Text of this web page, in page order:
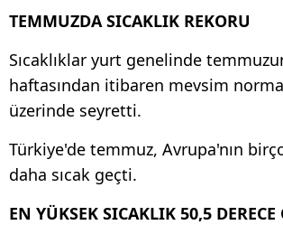
TEMMUZDA SICAKLIK REKORU
Sıcaklıklar yurt genelinde
haftasından itibaren mevsim
üzerinde seyretti.
Türkiye'de temmuz, Avrupa'nın
daha sıcak geçti.
EN YÜKSEK SICAKLIK 50,5 DERECE